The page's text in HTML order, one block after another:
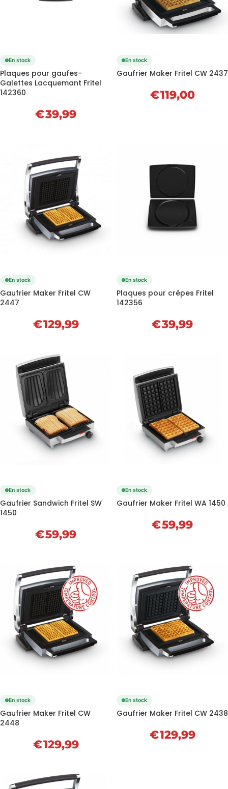
En stock
Plaques pour gaufes-
Galettes Lacquemant Fritel
142360
€39,99
En stock
Gaufrier Maker Fritel CW 2437
€119,00
En stock
Gaufrier Maker Fritel CW
2447
€129,99
En stock
Plaques pour crêpes Fritel
142356
€39,99
En stock
Gaufrier Sandwich Fritel SW
1450
€59,99
En stock
Gaufrier Maker Fritel WA 1450
€59,99
En stock
Gaufrier Maker Fritel CW
2448
€129,99
En stock
Gaufrier Maker Fritel CW 2438
€129,99